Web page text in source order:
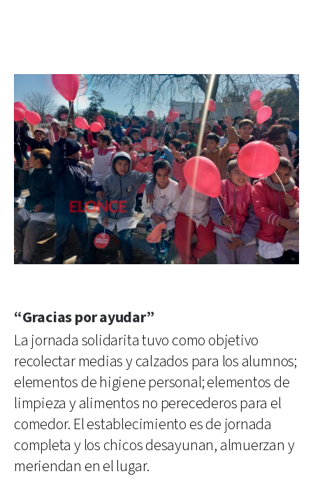
“Gracias por ayudar”
La jornada solidarita tuvo como objetivo
recolectar medias y calzados para los alumnos;
elementos de higiene personal; elementos de
limpieza y alimentos no perecederos para el
comedor. El establecimiento es de jornada
completa y los chicos desayunan, almuerzan y
meriendan en el lugar.